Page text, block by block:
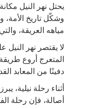
يحتل نهر النيل
وشكّل تاريخ
مياهه العريقة،
لا يقتصر نهر
المتعرج أروع
دفينًا من المعابد
أثناء رحلة نيلية، يبرز
أصالة، فإن رحلة